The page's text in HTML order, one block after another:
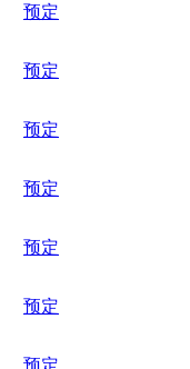
预定
预定
预定
预定
预定
预定
预定